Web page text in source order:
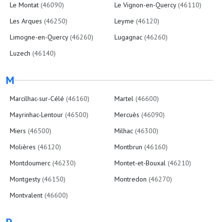
Le Montat (46090) Le Vignon-en-Quercy(46110)
Les Arques (46250) Leyme (46120)
Limogne-en-Quercy(46260) Lugagnac (46260)
Luzech (46140)
M
Marcilhac-sur-Célé (46160) Martel (46600)
Mayrinhac-Lentour (46500) Mercuès (46090)
Miers (46500) Milhac (46300)
Molières (46120) Montbrun (46160)
Montdoumerc (46230) Montet-et-Bouxal (46210)
Montgesty(46150) Montredon (46270)
Montvalent (46600)